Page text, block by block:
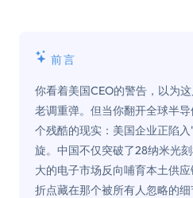
前言
你看着美国CEO的警告，以为
老调重弹。但当你翻开全球半
个残酷的现实：美国企业正陷
旋。中国不仅突破了28纳米光
大的电子市场反向哺育本土供
折点藏在那个被所有人忽略的